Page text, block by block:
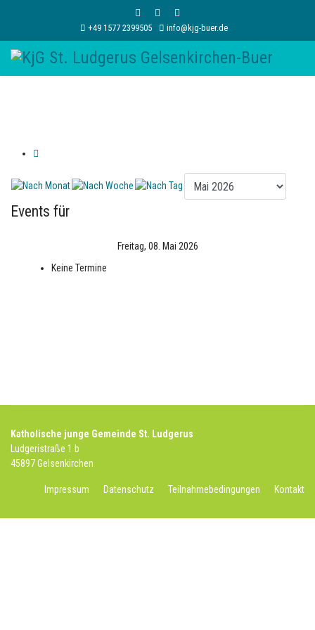
+49 1577 2399505 info@kjg-buer.de
Events für
Freitag, 08. Mai 2026
Keine Termine
Katholische junge Gemeinde St. Ludgerus
Ludgeristraße 1 b
45897 Gelsenkirchen
Impressum Datenschutz Teilnahmebedingungen Kontakt